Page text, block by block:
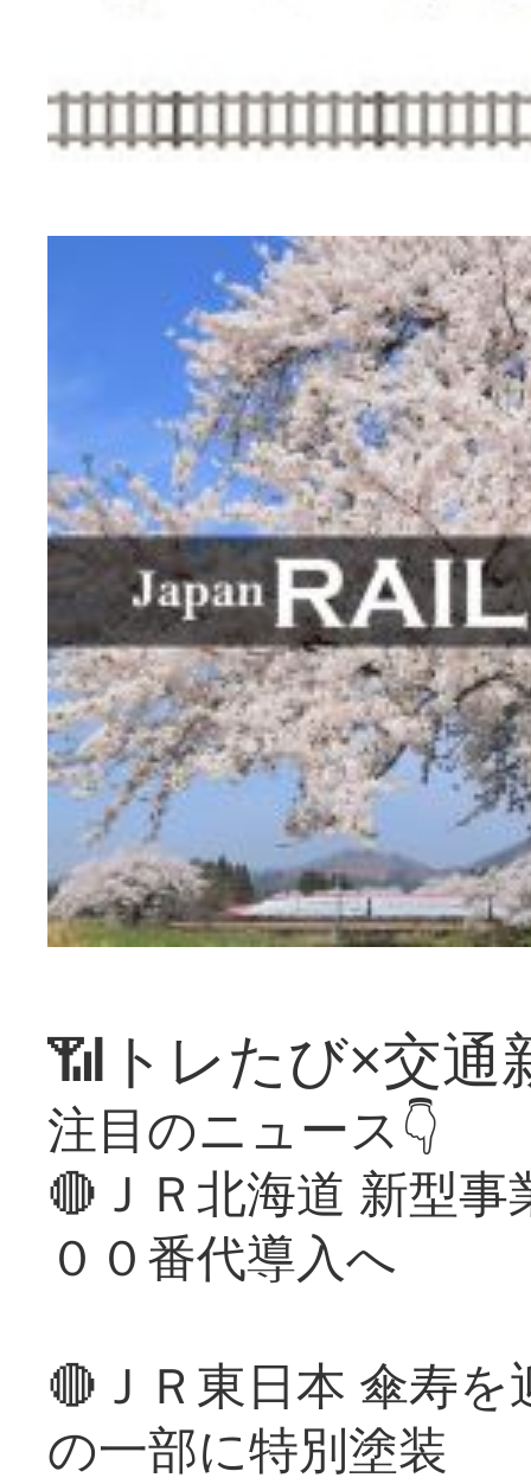
📶トレたび×交通
注目のニュース👇
🔴ＪＲ北海道 新型
００番代導入へ
🔴ＪＲ東日本 傘寿
の一部に特別塗装